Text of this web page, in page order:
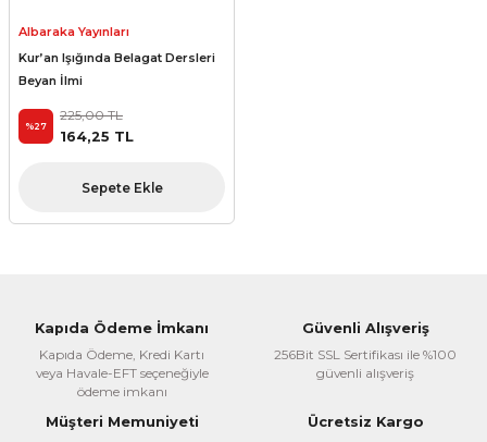
Albaraka Yayınları
Kur’an Işığında Belagat Dersleri
Beyan İlmi
%27
225,00 TL
164,25 TL
Sepete Ekle
Kapıda Ödeme İmkanı
Kapıda Ödeme, Kredi Kartı
veya Havale-EFT seçeneğiyle
ödeme imkanı
Güvenli Alışveriş
256Bit SSL Sertifikası ile %100
güvenli alışveriş
Müşteri Memuniyeti
Ücretsiz Kargo